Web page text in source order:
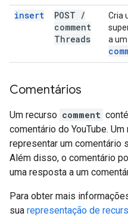
insert POST /
comment
Threads
Cria
a
Comentários
Um recurso comment
comentário do YouTube.
representar um comentário
Além disso, o comentário
uma resposta a um
Para obter mais
sua representação de